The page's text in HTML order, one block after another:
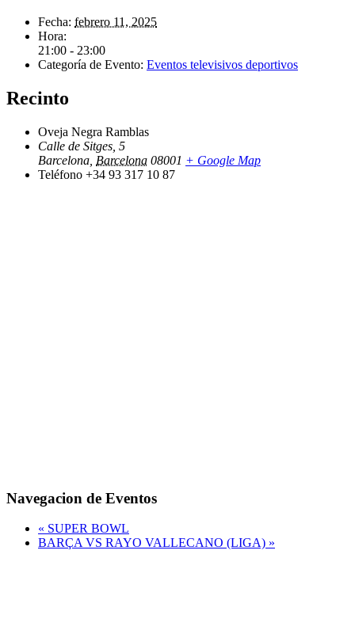
Fecha: febrero 11, 2025
Hora:
21:00 - 23:00
Categoría de Evento: Eventos televisivos deportivos
Recinto
Oveja Negra Ramblas
Calle de Sitges, 5
Barcelona Barcelona 08001 + Google Map
Teléfono +34 93 317 10 87
Navegacion de Eventos
« SUPER BOWL
BARÇA VS RAYO VALLECANO (LIGA) »